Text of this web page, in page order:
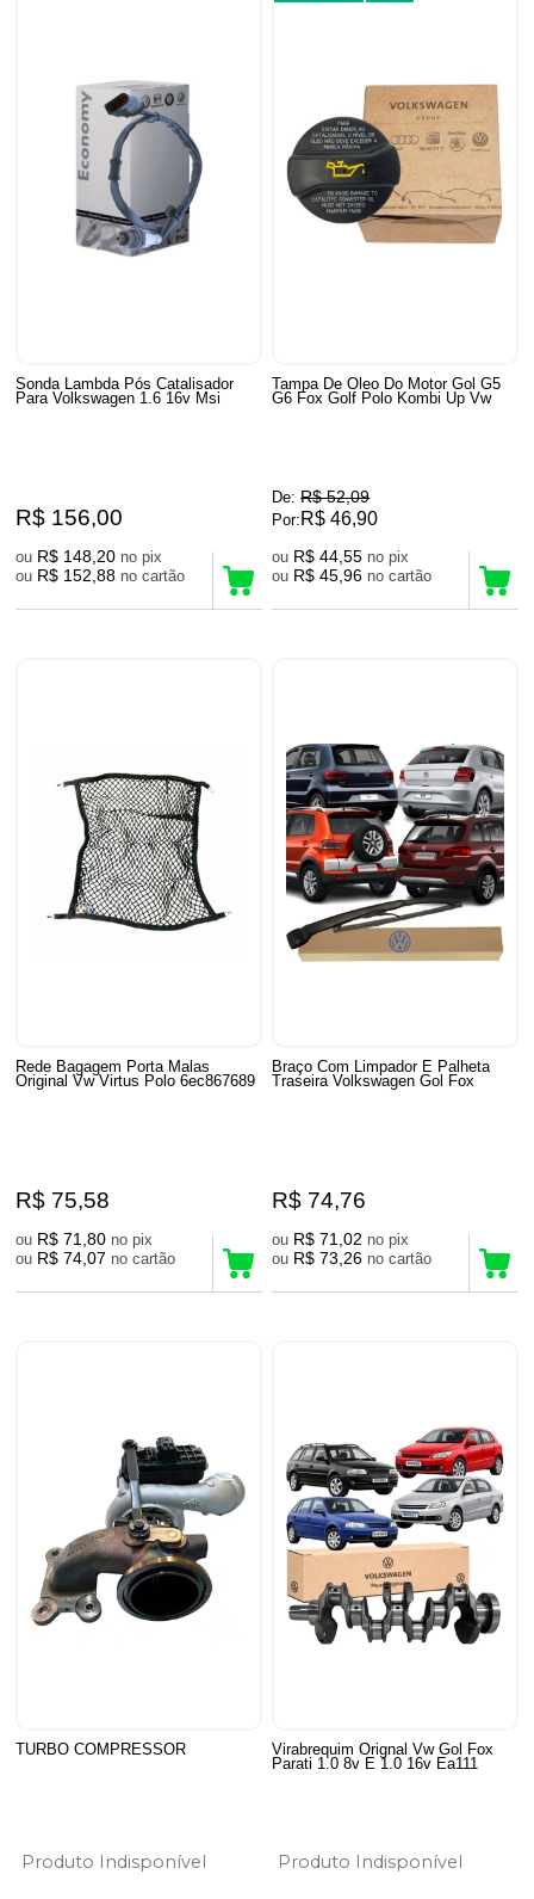
Sonda Lambda Pós Catalisador
Para Volkswagen 1.6 16v Msi
R$ 156,00
ou R$ 148,20
no pix
ou R$ 152,88 no cartão
Tampa De Oleo Do Motor Gol G5
G6 Fox Golf Polo Kombi Up Vw
De: R$ 52,09
Por: R$ 46,90
ou R$ 44,55
no pix
ou R$ 45,96 no cartão
Rede Bagagem Porta Malas
Original Vw Virtus Polo 6ec867689
R$ 75,58
ou R$ 71,80
no pix
ou R$ 74,07 no cartão
Braço Com Limpador E Palheta
Traseira Volkswagen Gol Fox
R$ 74,76
ou R$ 71,02
no pix
ou R$ 73,26 no cartão
TURBO COMPRESSOR
Produto Indisponível
Virabrequim Orignal Vw Gol Fox
Parati 1.0 8v E 1.0 16v Ea111
Produto Indisponível